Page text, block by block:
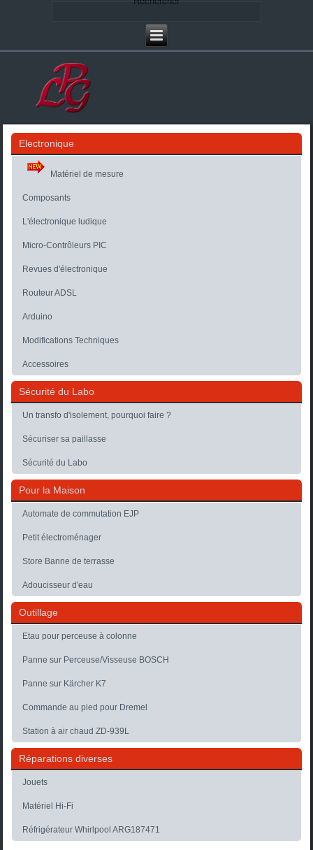
Electronique
Matériel de mesure
Composants
L'électronique ludique
Micro-Contrôleurs PIC
Revues d'électronique
Routeur ADSL
Arduino
Modifications Techniques
Accessoires
Sécurité du Labo
Un transfo d'isolement, pourquoi faire ?
Sécuriser sa paillasse
Sécurité du Labo
Pour la Maison
Automate de commutation EJP
Petit électroménager
Store Banne de terrasse
Adoucisseur d'eau
Outillage
Etau pour perceuse à colonne
Panne sur Perceuse/Visseuse BOSCH
Panne sur Kärcher K7
Commande au pied pour Dremel
Station à air chaud ZD-939L
Réparations diverses
Jouets
Matériel Hi-Fi
Réfrigérateur Whirlpool ARG187471